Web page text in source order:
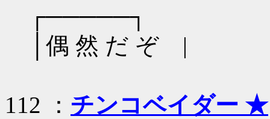
┌─────┐
│偶 然 だ ぞ |
112 ： チンコベイダー ★